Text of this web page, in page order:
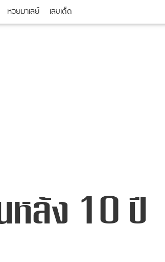
หวยมาเลย์ เลขเด็ด
หลัง 10 ปี